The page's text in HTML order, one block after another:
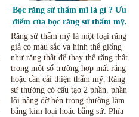
Bọc răng sứ thẩm mĩ là gì ? Ưu
điểm của bọc răng sứ thẩm mỹ.
Răng sứ thẩm mỹ là một loại răng
giả có màu sắc và hình thể giống
như răng thật để thay thế răng thật
trong một số trường hợp mất răng
hoặc cần cải thiện thẩm mỹ. Răng
sứ thường có cấu tạo 2 phần, phần
lõi nâng đỡ bên trong thường làm
bằng kim loại hoặc bằng sứ. Phía